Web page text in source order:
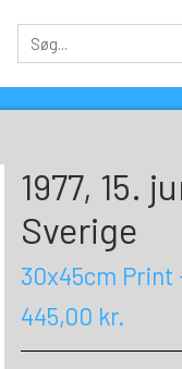
1977, 15.
Sverige
30x45cm Print
445,00 kr.